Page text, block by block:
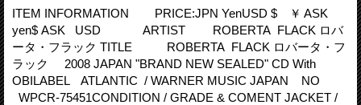
ITEM INFORMATION PRICE:JPN YenUSD $ ￥ ASK
yen$ ASK USD ARTIST ROBERTA FLACK ロバ
ータ・フラック TITLE ROBERTA FLACK ロバータ・フ
ラック 2008 JAPAN "BRAND NEW SEALED" CD With
OBILABEL ATLANTIC / WARNER MUSIC JAPAN NO
WPCR-75451CONDITION / GRADE & COMENT JACKET /